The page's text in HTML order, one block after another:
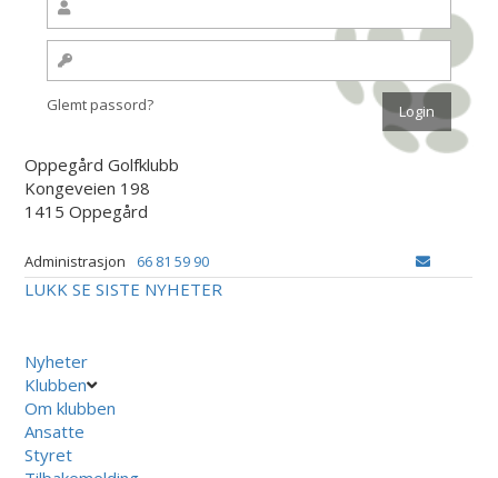
Glemt passord?
Oppegård Golfklubb
Kongeveien 198
1415 Oppegård
Administrasjon 66 81 59 90
LUKK SE SISTE NYHETER
Nyheter
Klubben
Om klubben
Ansatte
Styret